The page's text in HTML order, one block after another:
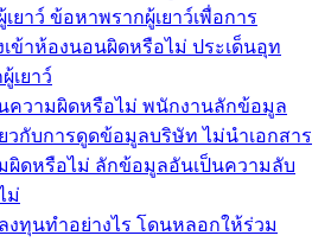
ยาว์ ข้อหาพรากผู้เยาว์เพื่อการ
ข้าห้องนอนผิดหรือไม่ ประเด็นอุท
เยาว์
ความผิดหรือไม่ พนักงานลักข้อมูล
วกับการดูดข้อมูลบริษัท ไม่นำเอกสาร
ผิดหรือไม่ ลักข้อมูลอันเป็นความลับ
ม่
ทุนทำอย่างไร โดนหลอกให้ร่วม